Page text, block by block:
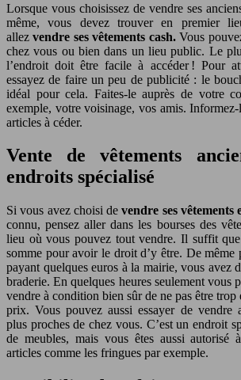
Lorsque vous choisissez de vendre ses
même, vous devez trouver en premier
allezvendre ses vêtements cash.Vous
chez vous ou bien dans un lieu public. Le
l’endroit doit être facile à accéder ! Pour
essayez de faire un peu de publicité : le
idéal pour cela. Faites-le auprès de votre
exemple, votre voisinage, vos amis.
articles à céder.
Vente de vêtements
endroits spécialisé
Si vous avez choisi devendre ses vêtements
connu, pensez aller dans les bourses des
lieu où vous pouvez tout vendre. Il suffit
somme pour avoir le droit d’y être. De même
payant quelques euros à la mairie, vous avez
braderie. En quelques heures seulement vous
vendre à condition bien sûr de ne pas être trop
prix. Vous pouvez aussi essayer de vendre
plus proches de chez vous. C’est un endroit
de meubles, mais vous êtes aussi autorisé
articles comme les fringues par exemple.